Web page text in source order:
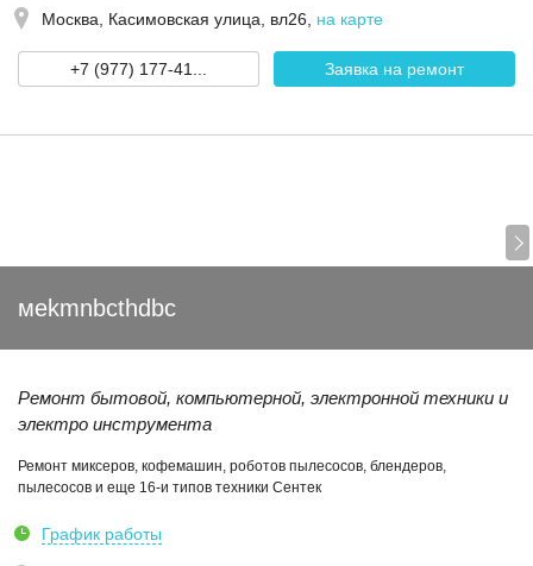
Москва, Касимовская улица, вл26 на карте
+7 (977) 177-41... Заявка на ремонт
мekmnbcthdbc
Ремонт бытовой, компьютерной, электронной техники и
электро инструмента
Ремонт миксеров, кофемашин, роботов пылесосов, блендеров,
пылесосов и еще 16-и типов техники Сентек
График работы